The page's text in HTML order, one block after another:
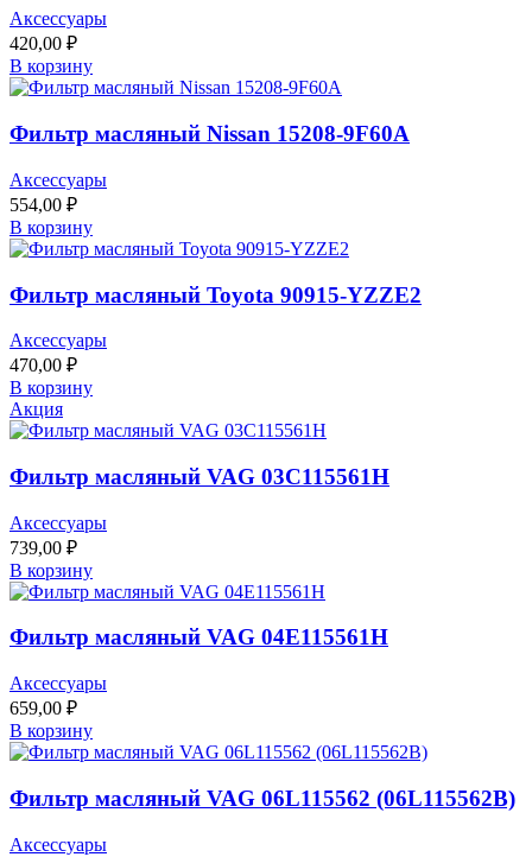
Аксессуары
420,00 ₽
В корзину
Фильтр масляный Nissan 15208-9F60A
Аксессуары
554,00 ₽
В корзину
Фильтр масляный Toyota 90915-YZZE2
Аксессуары
470,00 ₽
В корзину
Акция
Фильтр масляный VAG 03C115561H
Аксессуары
739,00 ₽
В корзину
Фильтр масляный VAG 04E115561H
Аксессуары
659,00 ₽
В корзину
Фильтр масляный VAG 06L115562 (06L115562B)
Аксессуары